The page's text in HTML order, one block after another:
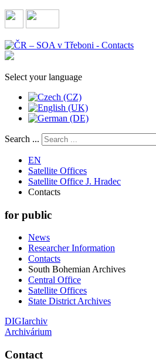
Select your language
Search ...
EN
Satellite Offices
Satellite Office J. Hradec
Contacts
for public
News
Researcher Information
Contacts
South Bohemian Archives
Central Office
Satellite Offices
State District Archives
DIGIarchiv
Archivárium
Contact